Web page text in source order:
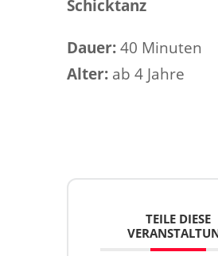
Schicktanz
Dauer: 40 Minuten
Alter: ab 4 Jahre
TEILE DIESE